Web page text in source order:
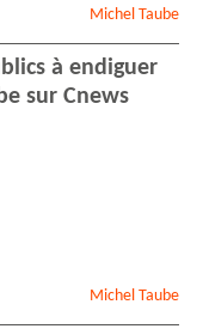
Michel Taube
à endiguer
sur Cnews
Michel Taube